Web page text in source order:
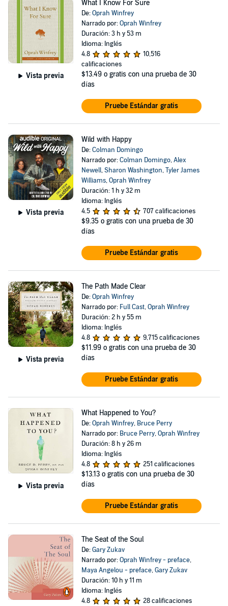
Vista previa
What I Know For Sure
De:Oprah Winfrey
Narrado por:Oprah Winfrey
Duración: 3 h y 53 m
Idioma: Inglés
4.8
10,516
calificaciones
$13.49 o gratis con una prueba de 30
días
Pruebe Estándar gratis
Vista previa
Wild with Happy
De:Colman Domingo
Narrado por:Colman Domingo,Alex
Newell,Sharon Washington,Tyler James
Williams,Oprah Winfrey
Duración: 1 h y 32 m
Idioma: Inglés
4.5
707 calificaciones
$9.35 o gratis con una prueba de 30
días
Pruebe Estándar gratis
Vista previa
The Path Made Clear
De:Oprah Winfrey
Narrado por: Full Cast,Oprah Winfrey
Duración: 2 h y 55 m
Idioma: Inglés
4.8
9,715 calificaciones
$11.99 o gratis con una prueba de 30
días
Pruebe Estándar gratis
Vista previa
What Happened to You?
De:Oprah Winfrey, Bruce Perry
Narrado por: Bruce Perry,Oprah Winfrey
Duración: 8 h y 26 m
Idioma: Inglés
4.8
251 calificaciones
$13.13 o gratis con una prueba de 30
días
Pruebe Estándar gratis
The Seat of the Soul
De:Gary Zukav
Narrado por:Oprah Winfrey - preface,
Maya Angelou - preface,Gary Zukav
Duración: 10 h y 11 m
Idioma: Inglés
4.8
28 calificaciones